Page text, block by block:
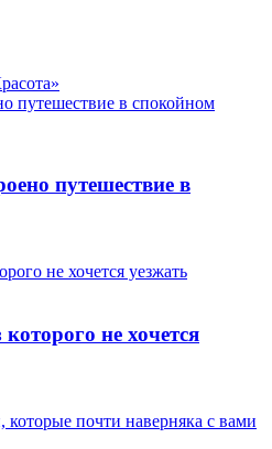
путешествие в
не хочется